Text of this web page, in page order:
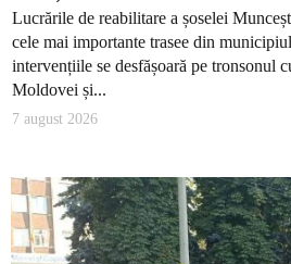
Lucrările de reabilitare a șoselei
cele mai importante trasee din
intervențiile se desfășoară pe tronsonul
Moldovei și...
7 august 2026